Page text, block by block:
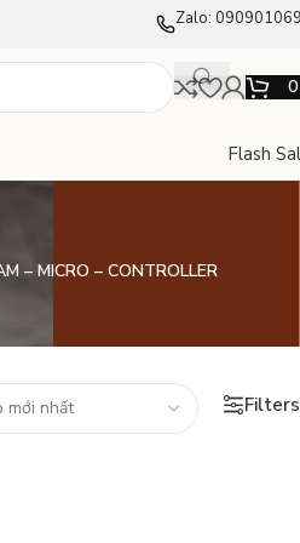
Zalo:
Flash
– MICRO – CONTROLLER
Filters